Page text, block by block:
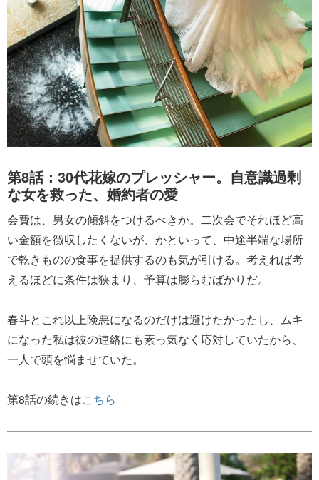
第8話：30代花嫁のプレッシャー。自意識過剰
な女を救った、婚約者の愛
会費は、男女の傾斜をつけるべきか。二次会でそれほど高
い金額を徴収したくないが、かといって、中途半端な場所
で乾きものの食事を提供するのも気が引ける。考えれば考
えるほどに条件は狭まり、予算は膨らむばかりだ。
春斗とこれ以上険悪になるのだけは避けたかったし、ムキ
になった私は彼の連絡にも素っ気なく応対していたから、
一人で頭を悩ませていた。
第8話の続きはこちら